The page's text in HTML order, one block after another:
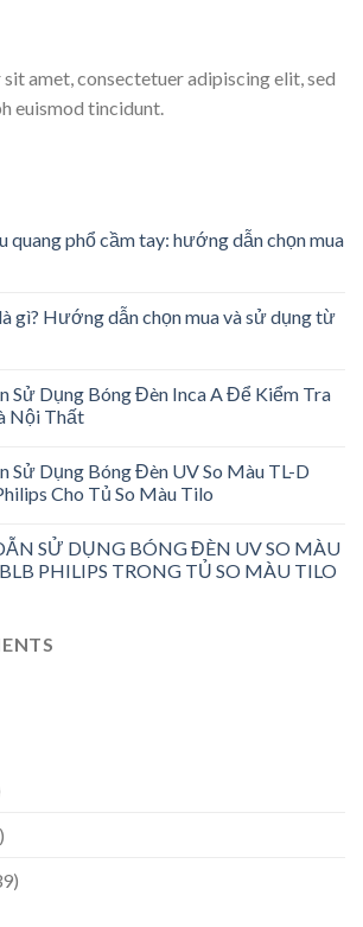
amet, consectetuer adipiscing elit, sed
euismod tincidunt.
quang phổ cầm tay: hướng dẫn chọn mua
gì? Hướng dẫn chọn mua và sử dụng từ
Sử Dụng Bóng Đèn Inca A Để Kiểm Tra
Nội Thất
Sử Dụng Bóng Đèn UV So Màu TL-D
Cho Tủ So Màu Tilo
SỬ DỤNG BÓNG ĐÈN UV SO MÀU
PHILIPS TRONG TỦ SO MÀU TILO